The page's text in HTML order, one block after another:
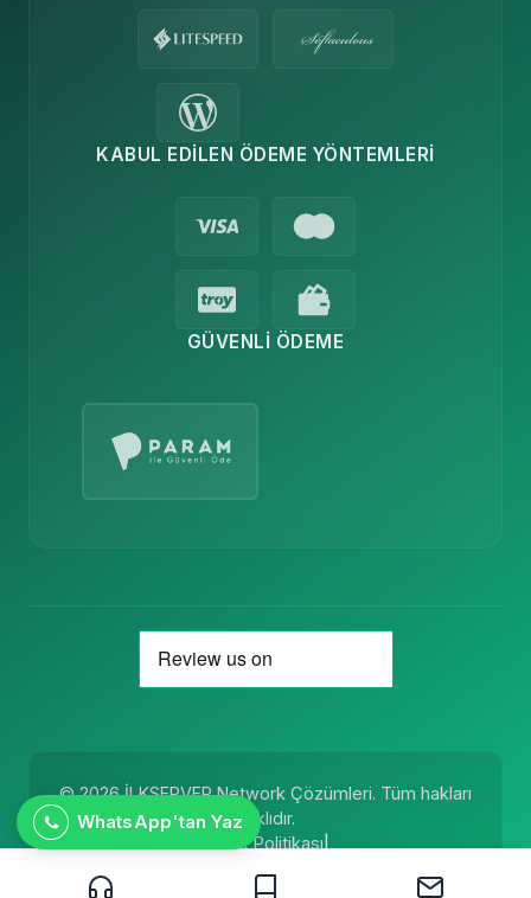
GÜVENLI ÖDEME
KABUL EDILEN ÖDEME YÖNTEMLERI
© 2026 İLKSERVER Network Çözümleri. Tüm hakları
saklıdır.
Kullanım Koşulları | Gizlilik Politikası|
Mesafeli Satış Sözleşmesi|KVKK
WhatsApp'tan Yaz